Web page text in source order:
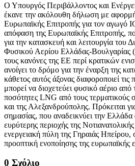
Ο Υπουργός Περιβάλλοντος και
έκανε την ακόλουθη δήλωση με
Ευρωπαϊκής Επιτροπής για τον αγωγό
απόφαση της Ευρωπαϊκής Επιτροπής,
για την κατασκευή και λειτουργία του
Φυσικού Αερίου Ελλάδας-Βουλγαρίας
τους κανόνες της ΕΕ περί κρατικών
ανοίγει το δρόμο για την έναρξη της
κάθετος αυτός άξονας διαφοροποιεί τις
μπορεί να διοχετεύει φυσικό αέριο
ποσότητες LNG από τους τερματικούς
και της Αλεξανδρούπολης. Πρόκειται
σημασίας, που αναδεικνύει την
ευρύτερης περιοχής της
ενεργειακή πύλη της Γηραιάς
προοπτική ενοποίησης της ευρωπαϊκής
0 Σχόλιο